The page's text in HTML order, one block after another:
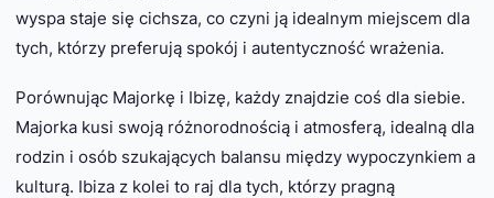
wyspa staje się cichsza, co czyni ją idealnym miejscem dla
tych, którzy preferują spokój i autentyczność wrażenia.
Porównując Majorkę i Ibizę, każdy znajdzie coś dla siebie.
Majorka kusi swoją różnorodnością i atmosferą, idealną dla
rodzin i osób szukających balansu między wypoczynkiem a
kulturą. Ibiza z kolei to raj dla tych, którzy pragną